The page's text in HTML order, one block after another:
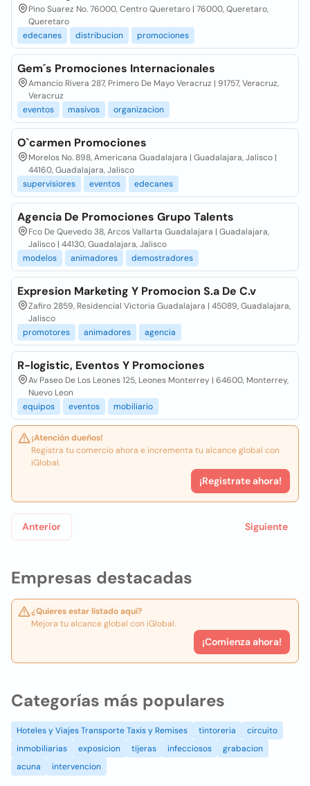
Empresas destacadas
¿Quieres estar listado aquí?
Mejora tu alcance global con iGlobal.
¡Comienza ahora!
Pino Suarez No. 76000, Centro Queretaro | 76000, Queretaro,
Queretaro
edecanes
distribucion promociones
Gem´s Promociones Internacionales
Amancio Rivera 287, Primero De Mayo Veracruz | 91757, Veracruz,
Veracruz
eventos
masivos organizacion
O`carmen Promociones
Morelos No. 898, Americana Guadalajara | Guadalajara, Jalisco |
44160, Guadalajara, Jalisco
supervisiores
eventos edecanes
Agencia De Promociones Grupo Talents
Fco De Quevedo 38, Arcos Vallarta Guadalajara | Guadalajara,
Jalisco | 44130, Guadalajara, Jalisco
modelos
animadores demostradores
Expresion Marketing Y Promocion S.a De C.v
Zafiro 2859, Residencial Victoria Guadalajara | 45089, Guadalajara,
Jalisco
promotores
animadores agencia
R-logistic, Eventos Y Promociones
Av Paseo De Los Leones 125, Leones Monterrey | 64600, Monterrey,
Nuevo Leon
equipos
eventos mobiliario
¡Atención dueños!
Registra tu comercio ahora e incrementa tu alcance global con
iGlobal.
¡Registrate ahora!
Anterior Siguiente
Categorías más populares
Hoteles y Viajes Transporte Taxis y Remises tintoreria
circuito
inmobiliarias
exposicion tijeras infecciosos
grabacion
acuna
intervencion